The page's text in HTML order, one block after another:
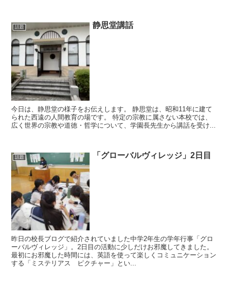
話題 静思堂講話
今日は、静思堂の様子をお伝えします。 静思堂は、昭和11年に建て
られた西遠の人間教育の場です。 特定の宗教に属さない本校では、
広く世界の宗教や道徳・哲学について、学園長先生から講話を受け...
話題 「グローバルヴィレッジ」2日目
昨日の校長ブログで紹介されていました中学2年生の学年行事「グロ
ーバルヴィレッジ」。2日目の活動に少しだけお邪魔してきました。
最初にお邪魔した時間には、英語を使って楽しくコミュニケーション
する「ミステリアス ピクチャー」とい...